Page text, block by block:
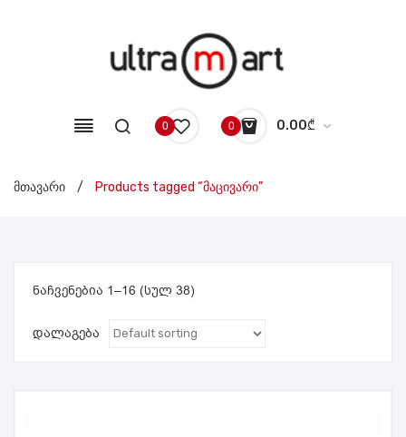
0 0 0.00₾
No products in the cart.
მთავარი / Products tagged “მაცივარი”
ნაჩვენებია 1–16 (სულ 38)
დალაგება